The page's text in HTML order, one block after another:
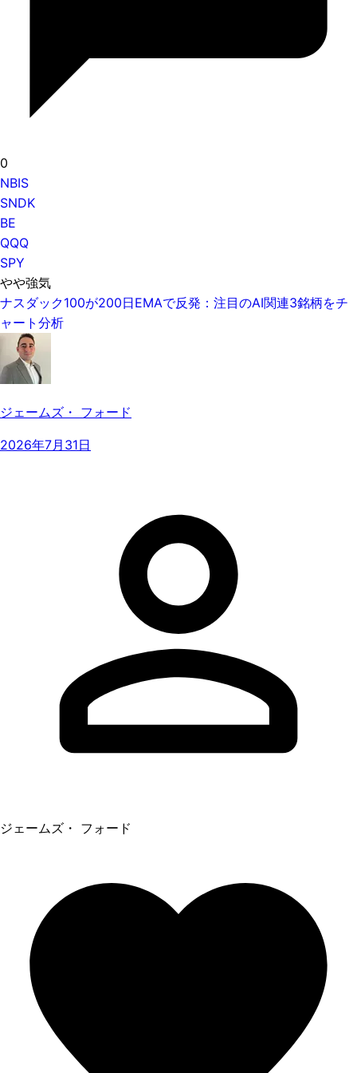
0
NBIS
SNDK
BE
QQQ
SPY
やや強気
ナスダック100が200日EMAで反発：注目のAI関連3銘柄をチ
ャート分析
ジェームズ・ フォード
2026年7月31日
ジェームズ・ フォード